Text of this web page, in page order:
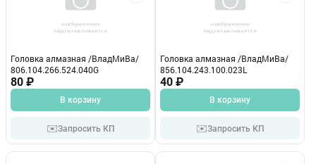
Головка алмазная /ВладМиВа/
806.104.266.524.040G
80 ₽
В корзину
✉️Запросить КП
Головка алмазная /ВладМиВа/
856.104.243.100.023L
40 ₽
В корзину
✉️Запросить КП